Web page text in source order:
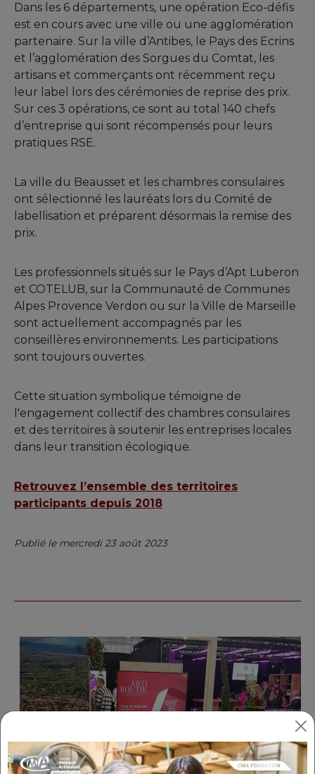
Dans les 6 départements, une opération Eco-défis
est en cours avec une ville ou une agglomération
partenaire. Sur la ville d’Antibes, le Pays des Ecrins
et l’agglomération des Sorgues du Comtat, les
artisans et commerçants ont récemment reçu
leur label lors des cérémonies de reprise des prix.
Sur ces 3 opérations, ce sont au total 140 chefs
d’entreprise qui sont récompensés pour leurs
pratiques RSE.
La ville du Beausset et les chambres consulaires
ont sélectionné les lauréats lors du Comité de
labellisation et préparent désormais la remise des
prix.
Les professionnels situés sur le Pays d’Apt Luberon
et COTELUB, sur la Communauté de Communes
Alpes Provence Verdon ou sur la Ville de Marseille
sont actuellement accompagnés par les
conseillères environnements. Les participations
sont toujours ouvertes.
Cette situation symbolique témoigne de
l'engagement collectif des chambres consulaires
et des territoires à soutenir les entreprises locales
dans leur transition écologique.
Retrouvez l’ensemble des territoires
participants depuis 2018
Publié le mercredi 23 août 2023